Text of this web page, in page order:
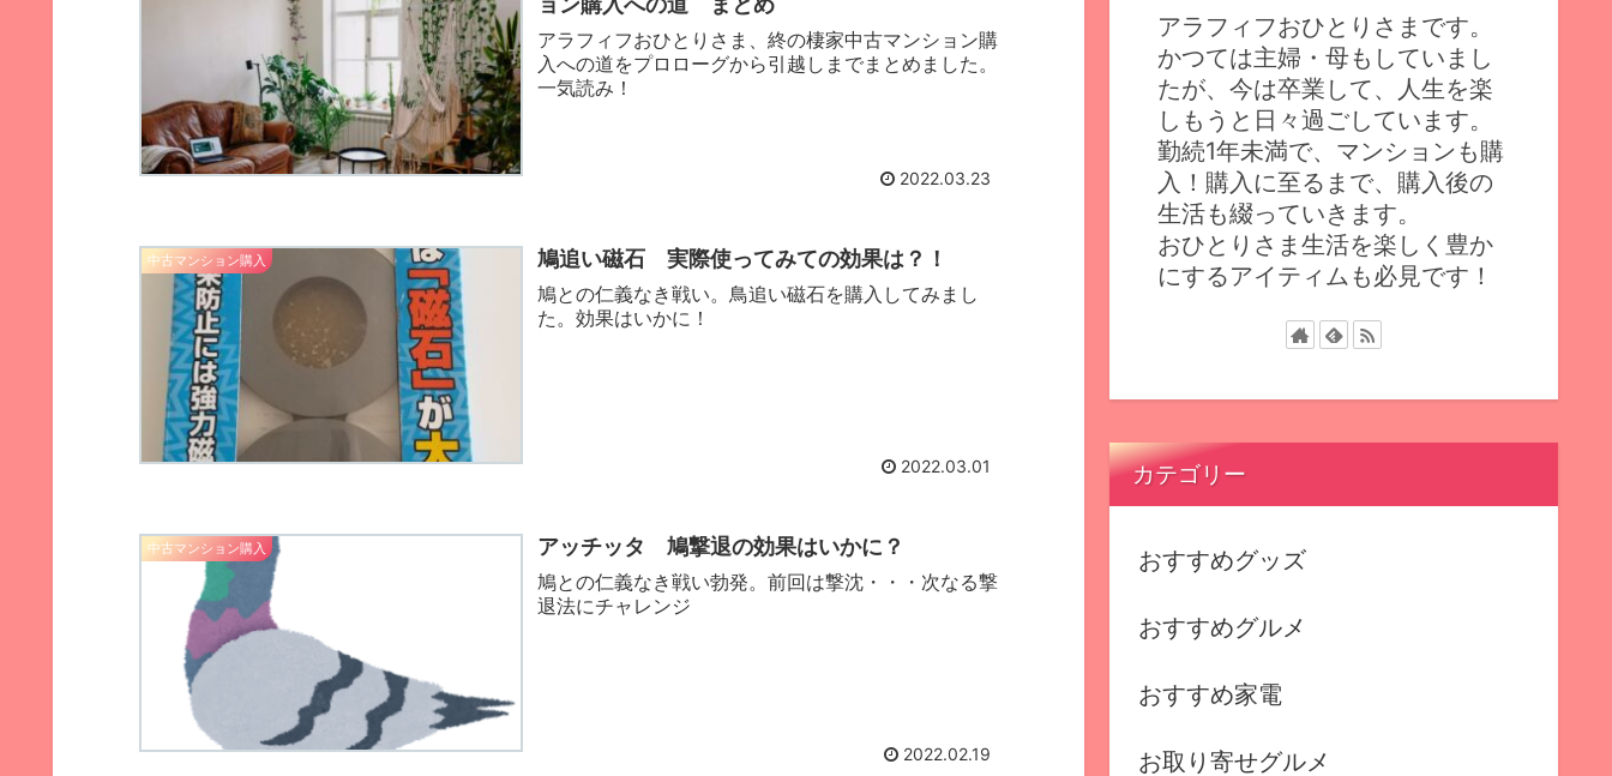
アラフィフおひとりさま、終の棲家中古マンション購
入への道をプロローグから引越しまでまとめました。
一気読み！
2022.03.23
中古マンション購入 鳩追い磁石 実際使ってみての効果は？！
鳩との仁義なき戦い。鳥追い磁石を購入してみまし
た。効果はいかに！
2022.03.01
中古マンション購入 アッチッタ 鳩撃退の効果はいかに？
鳩との仁義なき戦い勃発。前回は撃沈・・・次なる撃
退法にチャレンジ
2022.02.19
アラフィフおひとりさまです。
かつては主婦・母もしていまし
たが、今は卒業して、人生を楽
しもうと日々過ごしています。
勤続1年未満で、マンションも購
入！購入に至るまで、購入後の
生活も綴っていきます。
おひとりさま生活を楽しく豊か
にするアイティムも必見です！
カテゴリー
おすすめグッズ
おすすめグルメ
おすすめ家電
お取り寄せグルメ